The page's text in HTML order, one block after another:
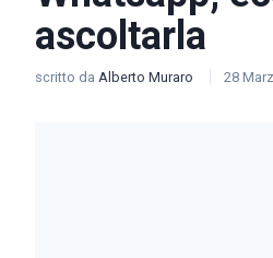
ascoltarla
scritto da Alberto Muraro 28